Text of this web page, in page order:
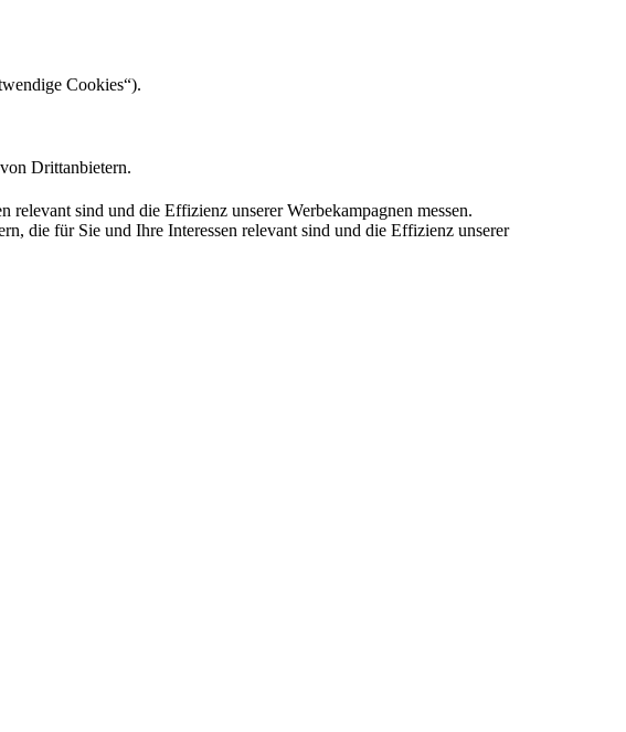
Cookies“).
Drittanbietern.
sind und die Effizienz unserer Werbekampagnen messen.
die für Sie und Ihre Interessen relevant sind und die Effizienz unserer